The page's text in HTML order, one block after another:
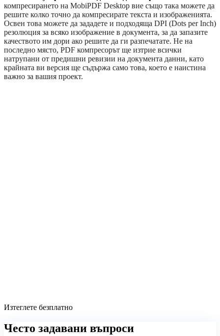
компресирането на MobiPDF Desktop вие също така можете да
решите колко точно да компресирате текста и изображенията.
Освен това можете да зададете и подходяща DPI (Dots per Inch)
резолюция за всяко изображение в документа, за да запазите
качеството им дори ако решите да ги разпечатате. Не на
последно място, PDF компресорът ще изтрие всички
натрупани от предишни ревизии на документа данни, като
крайната ви версия ще съдържа само това, което е наистина
важно за вашия проект.
Изтеглете безплатно
Често задавани въпроси